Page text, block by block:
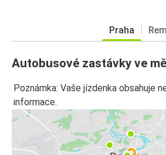
Praha
Autobusové zastávky ve
Poznámka: Vaše jízdenka obsahuje
informace.